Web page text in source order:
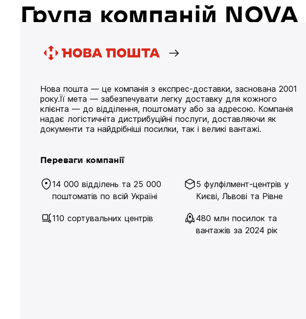
Група компаній NOVA
Нова пошта — це компанія з експрес-доставки, заснована 2001
року.Її мета — забезпечувати легку доставку для кожного
клієнта — до відділення, поштомату або за адресою. Компанія
надає логістичніта дистрибуційні послуги, доставляючи як
документи та найдрібніші посилки, так і великі вантажі.
Переваги компанії
14 000 відділень та 25 000
поштоматів по всій Україні
5 фулфілмент-центрів у
Києві, Львові та Рівне
110 сортувальних центрів
480 млн посилок та
вантажів за 2024 рік